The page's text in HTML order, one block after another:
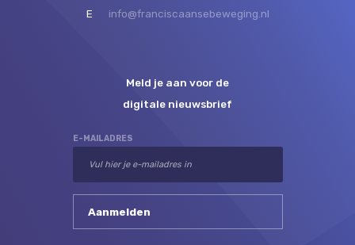
E
info@franciscaansebeweging.nl
Meld je aan voor de
digitale nieuwsbrief
E-MAILADRES